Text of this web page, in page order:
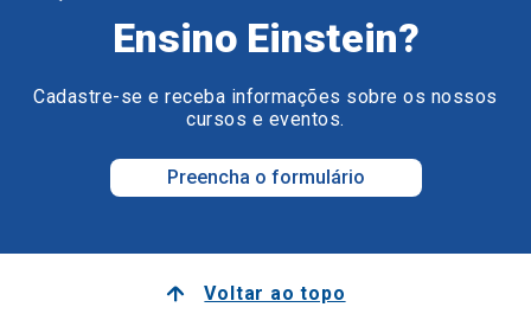
Ensino Einstein?
Cadastre-se e receba informações sobre os nossos
cursos e eventos.
Preencha o formulário
Voltar ao topo